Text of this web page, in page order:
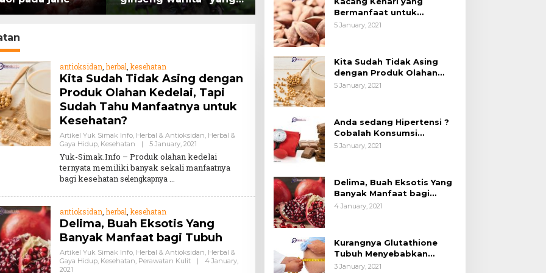
memiliki peran
Kesehatan (Bukan
Hanya untuk Bahan Kue)
Kedelai, Tapi Sudah
antioksidan,herbal,kesehatan
Kita Sudah Tidak Asing dengan
Produk Olahan Kedelai, Tapi
Sudah Tahu Manfaatnya untuk
Kesehatan?
Artikel Yuk Simak Info, Herbal & Antioksidan, Herbal &
Gaya Hidup, Kesehatan | 5 January, 2021By
August
Yuk-Simak.Info – Produk olahan kedelai
ternyata memiliki banyak sekali manfaatnya
bagi kesehatanselengkapnya
antioksidan,herbal,kesehatan
Delima, Buah Eksotis Yang
Banyak Manfaat bagi Tubuh
Artikel Yuk Simak Info, Herbal & Antioksidan, Herbal &
Gaya Hidup, Kesehatan, Perawatan Kulit |
4 January,
2021By
Bermanfaat untuk
Kesehatan (Bukan Hanya
5 January, 2021
Kita Sudah Tidak Asing
dengan Produk Olahan
Kedelai, Tapi Sudah Tahu
5 January, 2021
Anda sedang Hipertensi ?
Cobalah Konsumsi
Cokelat.
5 January, 2021
Delima, Buah Eksotis Yang
Banyak Manfaat bagi
Tubuh
4 January, 2021
Kurangnya Glutathione
Tubuh Menyebabkan
Obesitas
3 January, 2021